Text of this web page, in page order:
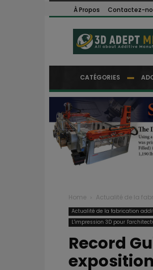
À Propos Contactez-
CATÉGORIES
Home Actualité de la
Actualité de la fabrication
L'impression 3D pour
Record